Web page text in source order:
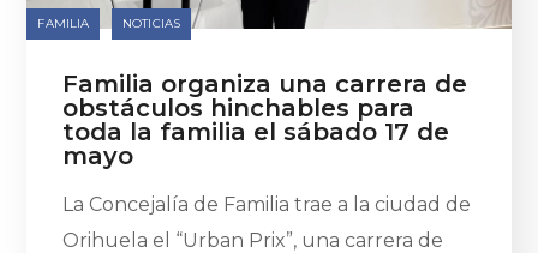
FAMILIA NOTICIAS
Familia organiza una carrera de
obstáculos hinchables para
toda la familia el sábado 17 de
mayo
La Concejalía de Familia trae a la ciudad de
Orihuela el “Urban Prix”, una carrera de